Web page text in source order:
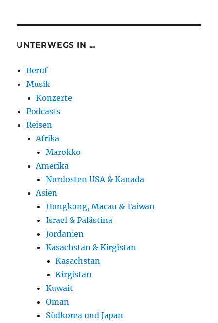
UNTERWEGS IN …
Beruf
Musik
Konzerte
Podcasts
Reisen
Afrika
Marokko
Amerika
Nordosten USA & Kanada
Asien
Hongkong, Macau & Taiwan
Israel & Palästina
Jordanien
Kasachstan & Kirgistan
Kasachstan
Kirgistan
Kuwait
Oman
Südkorea und Japan